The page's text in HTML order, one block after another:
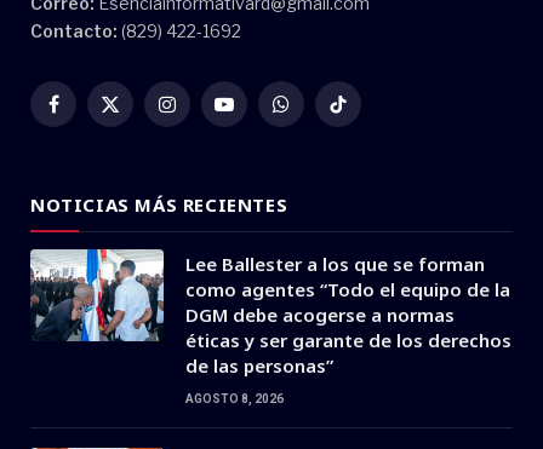
Contacto: (829) 422-1692
Facebook
X
InstagramYouTubeWhatsAppTikTok
NOTICIAS MÁS RECIENTES
Lee Ballester a los que se forman
como agentes “Todo el equipo de la
DGM debe acogerse a normas
éticas y ser garante de los derechos
de las personas”
AGOSTO 8, 2026